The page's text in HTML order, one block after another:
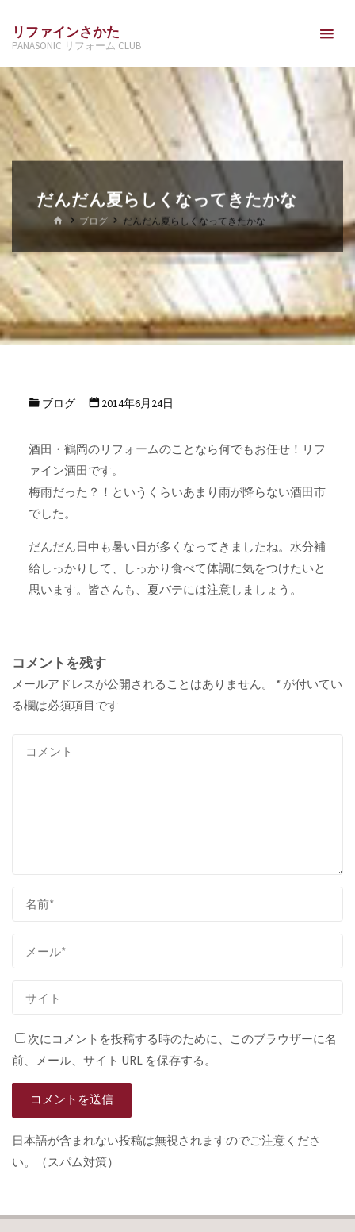
ン
ツ
へ
ス
キ
プ
リファインさかた
PANASONIC リフォーム CLUB
だんだん夏らしくなってきたかな
ホ
ー
ブログ だんだん夏らしくなってきたかな
ブログ 2014年6月24日
酒田・鶴岡のリフォームのことなら何でもお任せ！リフ
ァイン酒田です。
梅雨だった？！というくらいあまり雨が降らない酒田市
でした。
だんだん日中も暑い日が多くなってきましたね。水分補
給しっかりして、しっかり食べて体調に気をつけたいと
思います。皆さんも、夏バテには注意しましょう。
コメントを残す
メールアドレスが公開されることはありません。 * が付いてい
る欄は必須項目です
次にコメントを投稿する時のために、このブラウザーに名
前、メール、サイト URL を保存する。
日本語が含まれない投稿は無視されますのでご注意くださ
い。（スパム対策）